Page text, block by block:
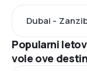
Dubai -
Popularni
vole ove